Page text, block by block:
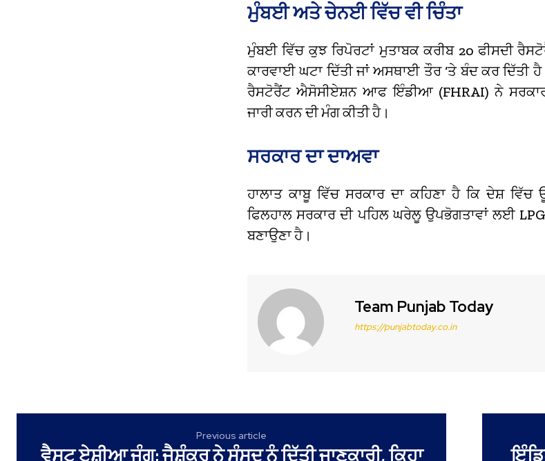
ਮੁੰਬਈ ਅਤੇ ਚੇਨਈ ਵਿੱਚ ਵੀ ਚਿੰਤਾ
ਮੁੰਬਈ ਵਿੱਚ ਕੁਝ ਰਿਪੋਰਟਾਂ ਮੁਤਾਬਕ ਕਰੀਬ 20 ਫੀਸਦੀ
ਕਾਰਵਾਈ ਘਟਾ ਦਿੱਤੀ ਜਾਂ ਅਸਥਾਈ ਤੌਰ ‘ਤੇ ਬੰਦ ਕਰ
ਰੈਸਟੋਰੈਂਟ ਐਸੋਸੀਏਸ਼ਨ ਆਫ ਇੰਡੀਆ (FHRAI) ਨੇ
ਜਾਰੀ ਕਰਨ ਦੀ ਮੰਗ ਕੀਤੀ ਹੈ।
ਸਰਕਾਰ ਦਾ ਦਾਅਵਾ
ਹਾਲਾਤ ਕਾਬੂ ਵਿੱਚ ਸਰਕਾਰ ਦਾ ਕਹਿਣਾ ਹੈ ਕਿ ਦੇਸ਼ ਵਿੱਚ
ਫਿਲਹਾਲ ਸਰਕਾਰ ਦੀ ਪਹਿਲ ਘਰੇਲੂ ਉਪਭੋਗਤਾਵਾਂ ਲਈ
ਬਣਾਉਣਾ ਹੈ।
Team Punjab Today
https://punjabtoday.co.in
Previous article
ਵੈਸਟ ਏਸ਼ੀਆ ਜੰਗ: ਜੈਸ਼ੰਕਰ ਨੇ ਸੰਸਦ ਨੂੰ ਦਿੱਤੀ ਜਾਣਕਾਰੀ, ਕਿਹਾ